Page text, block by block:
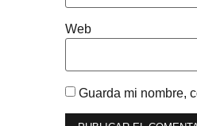
Web
Guarda mi nombre,